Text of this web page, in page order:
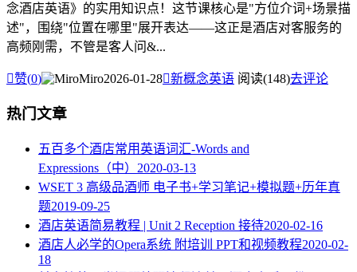
念酒店英语》的实用知识点！这节课核心是"方位介词+场景描
述"，围绕"位置在哪里"展开表达——这正是酒店对客服务的
高频刚需，不管是客人问&...
赞(0) Miro2026-01-28新概念英语 阅读(148)去评论
热门文章
五百多个酒店常用英语词汇-Words and
Expressions（中） 2020-03-13
WSET 3 高级品酒师 电子书+学习笔记+模拟题+历年真
题2019-09-25
酒店英语简易教程 | Unit 2 Reception 接待2020-02-16
酒店人必学的Opera系统 附培训 PPT和视频教程2020-02-
18